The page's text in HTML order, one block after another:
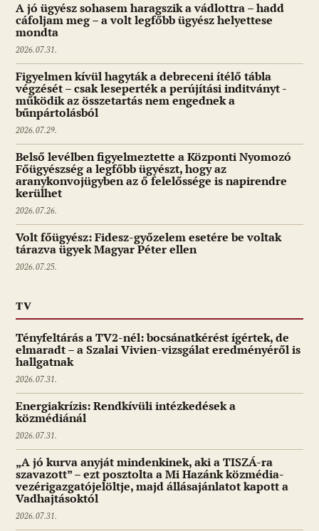
A jó ügyész sohasem haragszik a vádlottra – hadd
cáfoljam meg – a volt legfőbb ügyész helyettese
mondta
2026.07.31.
Figyelmen kívül hagyták a debreceni ítélő tábla
végzését – csak leseperték a perújítási inditványt -
működik az összetartás nem engednek a
bűnpártolásból
2026.07.29.
Belső levélben figyelmeztette a Központi Nyomozó
Főügyészség a legfőbb ügyészt, hogy az
aranykonvojügyben az ő felelőssége is napirendre
kerülhet
2026.07.26.
Volt főügyész: Fidesz-győzelem esetére be voltak
tárazva ügyek Magyar Péter ellen
2026.07.25.
TV
Tényfeltárás a TV2-nél: bocsánatkérést ígértek, de
elmaradt – a Szalai Vivien-vizsgálat eredményéről is
hallgatnak
2026.07.31.
Energiakrízis: Rendkívüli intézkedések a
közmédiánál
2026.07.31.
„A jó kurva anyját mindenkinek, aki a TISZÁ-ra
szavazott” – ezt posztolta a Mi Hazánk közmédia-
vezérigazgatójelöltje, majd állásajánlatot kapott a
Vadhajtásoktól
2026.07.31.